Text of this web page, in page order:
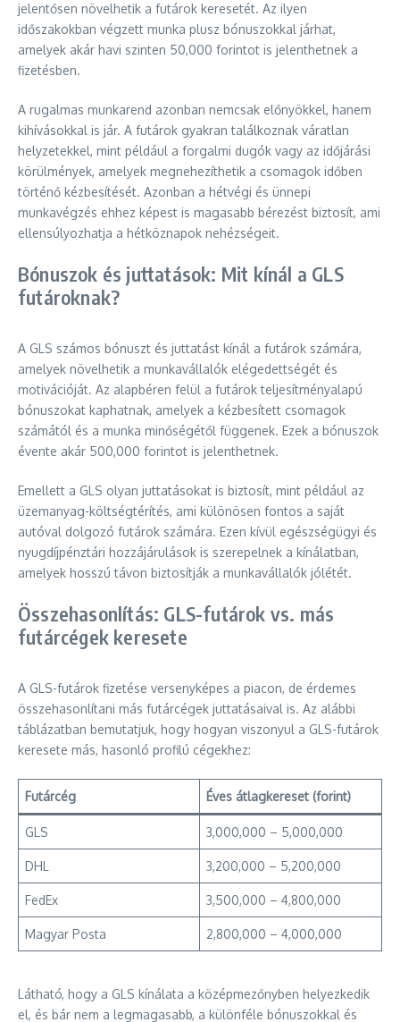
jelentősen növelhetik a futárok keresetét. Az ilyen
időszakokban végzett munka plusz bónuszokkal járhat,
amelyek akár havi szinten 50,000 forintot is jelenthetnek a
fizetésben.
A rugalmas munkarend azonban nemcsak előnyökkel, hanem
kihívásokkal is jár. A futárok gyakran találkoznak váratlan
helyzetekkel, mint például a forgalmi dugók vagy az időjárási
körülmények, amelyek megnehezíthetik a csomagok időben
történő kézbesítését. Azonban a hétvégi és ünnepi
munkavégzés ehhez képest is magasabb bérezést biztosít, ami
ellensúlyozhatja a hétköznapok nehézségeit.
Bónuszok és juttatások: Mit kínál a GLS
futároknak?
A GLS számos bónuszt és juttatást kínál a futárok számára,
amelyek növelhetik a munkavállalók elégedettségét és
motivációját. Az alapbéren felül a futárok teljesítményalapú
bónuszokat kaphatnak, amelyek a kézbesített csomagok
számától és a munka minőségétől függenek. Ezek a bónuszok
évente akár 500,000 forintot is jelenthetnek.
Emellett a GLS olyan juttatásokat is biztosít, mint például az
üzemanyag-költségtérítés, ami különösen fontos a saját
autóval dolgozó futárok számára. Ezen kívül egészségügyi és
nyugdíjpénztári hozzájárulások is szerepelnek a kínálatban,
amelyek hosszú távon biztosítják a munkavállalók jólétét.
Összehasonlítás: GLS-futárok vs. más
futárcégek keresete
A GLS-futárok fizetése versenyképes a piacon, de érdemes
összehasonlítani más futárcégek juttatásaival is. Az alábbi
táblázatban bemutatjuk, hogy hogyan viszonyul a GLS-futárok
keresete más, hasonló profilú cégekhez:
Futárcég Éves átlagkereset (forint)
GLS 3,000,000 – 5,000,000
DHL 3,200,000 – 5,200,000
FedEx 3,500,000 – 4,800,000
Magyar Posta 2,800,000 – 4,000,000
Látható, hogy a GLS kínálata a középmezőnyben helyezkedik
el, és bár nem a legmagasabb, a különféle bónuszokkal és